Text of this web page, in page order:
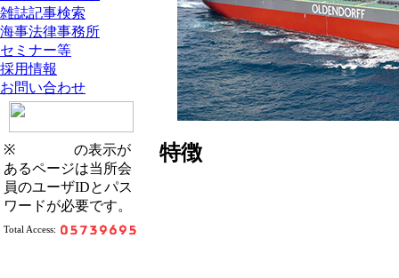
雑誌記事検索
海事法律事務所
セミナー等
採用情報
お問い合わせ
※
の表示が
あるページは当所会
員のユーザIDとパス
ワードが必要です。
Total Access:
特徴